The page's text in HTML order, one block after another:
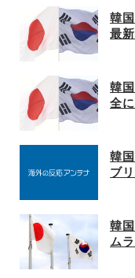
韓
最
韓
全
韓
ブ
韓
ム